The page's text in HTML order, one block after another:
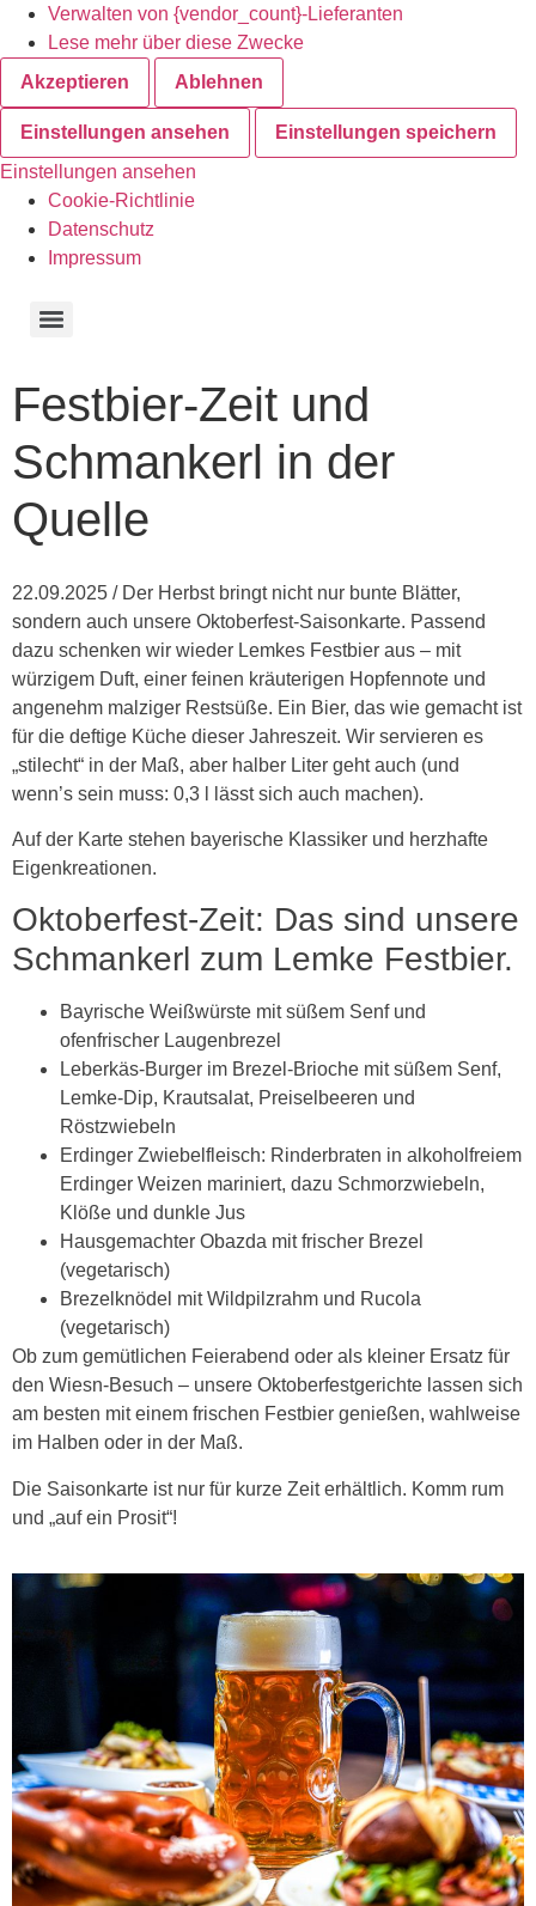
Verwalten von {vendor_count}-Lieferanten
Lese mehr über diese Zwecke
Akzeptieren
Ablehnen
Einstellungen ansehen
Einstellungen speichern
Einstellungen ansehen
Cookie-Richtlinie
Datenschutz
Impressum
Festbier-Zeit und
Schmankerl in der
Quelle
22.09.2025 / Der Herbst bringt nicht nur bunte Blätter,
sondern auch unsere Oktoberfest-Saisonkarte. Passend
dazu schenken wir wieder Lemkes Festbier aus – mit
würzigem Duft, einer feinen kräuterigen Hopfennote und
angenehm malziger Restsüße. Ein Bier, das wie gemacht ist
für die deftige Küche dieser Jahreszeit. Wir servieren es
„stilecht“ in der Maß, aber halber Liter geht auch (und
wenn’s sein muss: 0,3 l lässt sich auch machen).
Auf der Karte stehen bayerische Klassiker und herzhafte
Eigenkreationen.
Oktoberfest-Zeit: Das sind unsere
Schmankerl zum Lemke Festbier.
Bayrische Weißwürste mit süßem Senf und
ofenfrischer Laugenbrezel
Leberkäs-Burger im Brezel-Brioche mit süßem Senf,
Lemke-Dip, Krautsalat, Preiselbeeren und
Röstzwiebeln
Erdinger Zwiebelfleisch: Rinderbraten in alkoholfreiem
Erdinger Weizen mariniert, dazu Schmorzwiebeln,
Klöße und dunkle Jus
Hausgemachter Obazda mit frischer Brezel
(vegetarisch)
Brezelknödel mit Wildpilzrahm und Rucola
(vegetarisch)
Ob zum gemütlichen Feierabend oder als kleiner Ersatz für
den Wiesn-Besuch – unsere Oktoberfestgerichte lassen sich
am besten mit einem frischen Festbier genießen, wahlweise
im Halben oder in der Maß.
Die Saisonkarte ist nur für kurze Zeit erhältlich. Komm rum
und „auf ein Prosit“!